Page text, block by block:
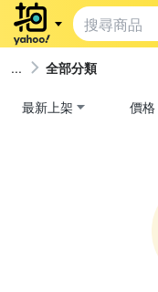
全部分類
最新上架 價格